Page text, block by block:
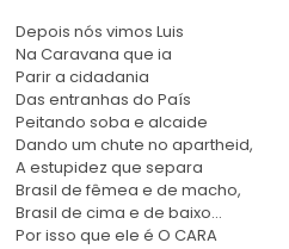
Depois nós vimos Luis
Na Caravana que ia
Parir a cidadania
Das entranhas do País
Peitando soba e alcaide
Dando um chute no apartheid,
A estupidez que separa
Brasil de fêmea e de macho,
Brasil de cima e de baixo…
Por isso que ele é O CARA